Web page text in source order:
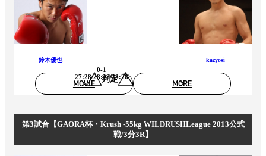
鈴木優也
判定
0-1
27:28/28:28/28:28
kazyosi
MOVIE MORE
第3試合【GAORA杯・Krush -55kg WILDRUSHLeague 2013公式
戦/3分3R】